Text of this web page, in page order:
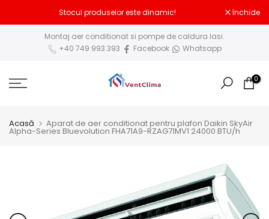
la
Stocul produselor este dinamic! închide
Montaj aer conditionat si pompe de caldura Iasi.
+40 749 993 393
Facebook Whatsapp
0
Acasă Aparat de aer conditionat pentru plafon Daikin SkyAir
Alpha-Series Bluevolution FHA71A9-RZAG71MV1 24000 BTU/h